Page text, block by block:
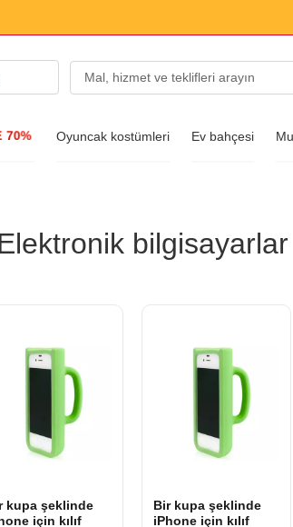
70% Oyuncak kostümleri Ev bahçesi
bilgisayarlar
kupa şeklinde
için kılıf
Bir kupa şeklinde
iPhone için kılıf